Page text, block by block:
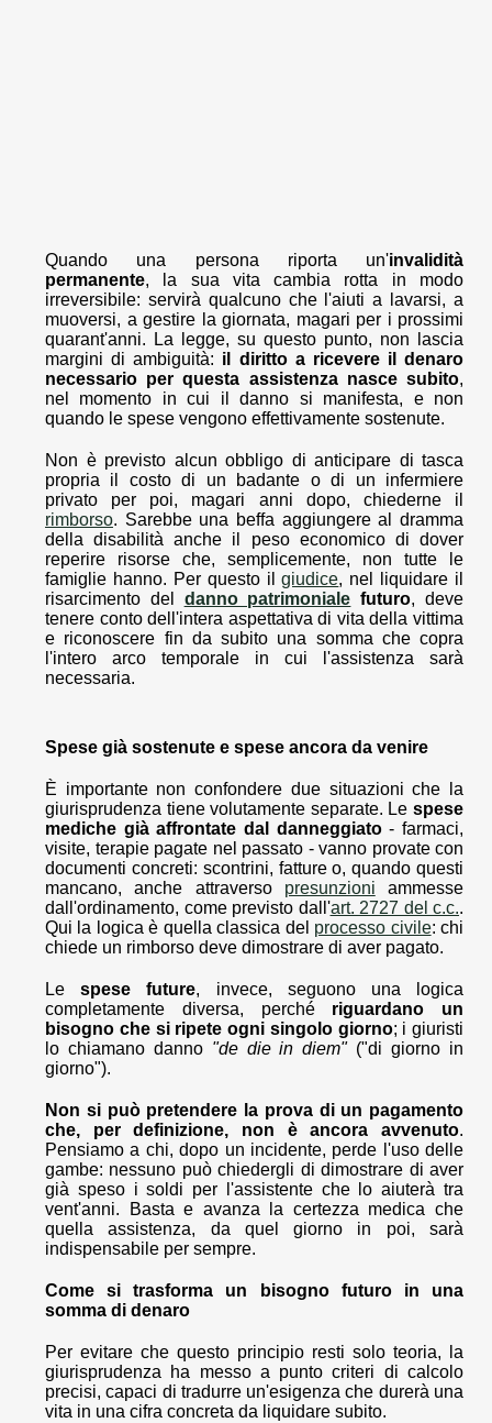
Quando una persona riporta un'invalidità
permanente, la sua vita cambia rotta in modo
irreversibile: servirà qualcuno che l'aiuti a lavarsi, a
muoversi, a gestire la giornata, magari per i prossimi
quarant'anni. La legge, su questo punto, non lascia
margini di ambiguità: il diritto a ricevere il denaro
necessario per questa assistenza nasce subito,
nel momento in cui il danno si manifesta, e non
quando le spese vengono effettivamente sostenute.
Non è previsto alcun obbligo di anticipare di tasca
propria il costo di un badante o di un infermiere
privato per poi, magari anni dopo, chiederne il
rimborso. Sarebbe una beffa aggiungere al dramma
della disabilità anche il peso economico di dover
reperire risorse che, semplicemente, non tutte le
famiglie hanno. Per questo ilgiudice, nel liquidare il
risarcimento del danno patrimoniale futuro, deve
tenere conto dell'intera aspettativa di vita della vittima
e riconoscere fin da subito una somma che copra
l'intero arco temporale in cui l'assistenza sarà
necessaria.
Spese già sostenute e spese ancora da venire
È importante non confondere due situazioni che la
giurisprudenza tiene volutamente separate. Le spese
mediche già affrontate dal danneggiato- farmaci,
visite, terapie pagate nel passato - vanno provate con
documenti concreti: scontrini, fatture o, quando questi
mancano, anche attraverso presunzioni ammesse
dall'ordinamento, come previsto dall'art. 2727 del c.c..
Qui la logica è quella classica del processo civile: chi
chiede un rimborso deve dimostrare di aver pagato.
Lespese future, invece, seguono una logica
completamente diversa, perché riguardano un
bisogno che si ripete ogni singolo giorno; i giuristi
lo chiamano danno "de die in diem" ("di giorno in
giorno").
Non si può pretendere la prova di un pagamento
che, per definizione, non è ancora avvenuto.
Pensiamo a chi, dopo un incidente, perde l'uso delle
gambe: nessuno può chiedergli di dimostrare di aver
già speso i soldi per l'assistente che lo aiuterà tra
vent'anni. Basta e avanza la certezza medica che
quella assistenza, da quel giorno in poi, sarà
indispensabile per sempre.
Come si trasforma un bisogno futuro in una
somma di denaro
Per evitare che questo principio resti solo teoria, la
giurisprudenza ha messo a punto criteri di calcolo
precisi, capaci di tradurre un'esigenza che durerà una
vita in una cifra concreta da liquidare subito.